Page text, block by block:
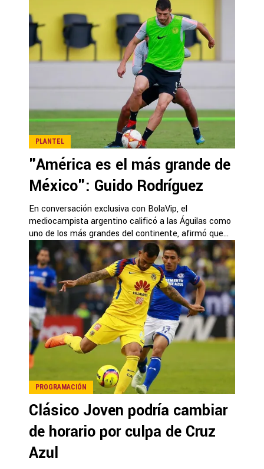
PLANTEL
"América es el más grande de
México": Guido Rodríguez
En conversación exclusiva con BolaVip, el
mediocampista argentino calificó a las Águilas como
uno de los más grandes del continente, afirmó que...
PROGRAMACIÓN
Clásico Joven podría cambiar
de horario por culpa de Cruz
Azul